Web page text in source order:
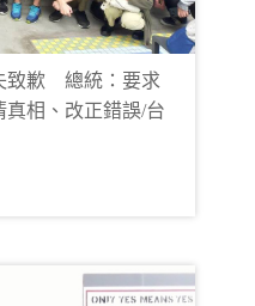
致歉 總統：要求
真相、改正錯誤/台